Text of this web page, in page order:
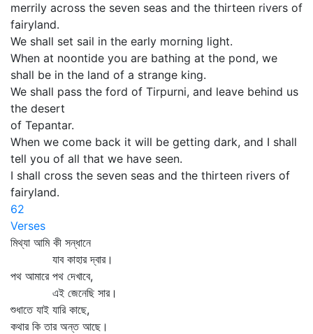
merrily across the seven seas and the thirteen rivers of
fairyland.
We shall set sail in the early morning light.
When at noontide you are bathing at the pond, we
shall be in the land of a strange king.
We shall pass the ford of Tirpurni, and leave behind us
the desert
of Tepantar.
When we come back it will be getting dark, and I shall
tell you of all that we have seen.
I shall cross the seven seas and the thirteen rivers of
fairyland.
62
Verses
মিথ্যা আমি কী সন্ধানে
যাব কাহার দ্বার।
পথ আমারে পথ দেখাবে,
এই জেনেছি সার।
শুধাতে যাই যারি কাছে,
কথার কি তার অন্ত আছে।